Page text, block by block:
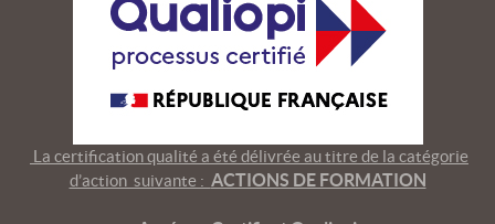
La certification qualité a été délivrée au titre de la catégorie
d’action suivante : ACTIONS DE FORMATION